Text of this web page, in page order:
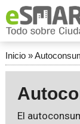
Inicio»
El